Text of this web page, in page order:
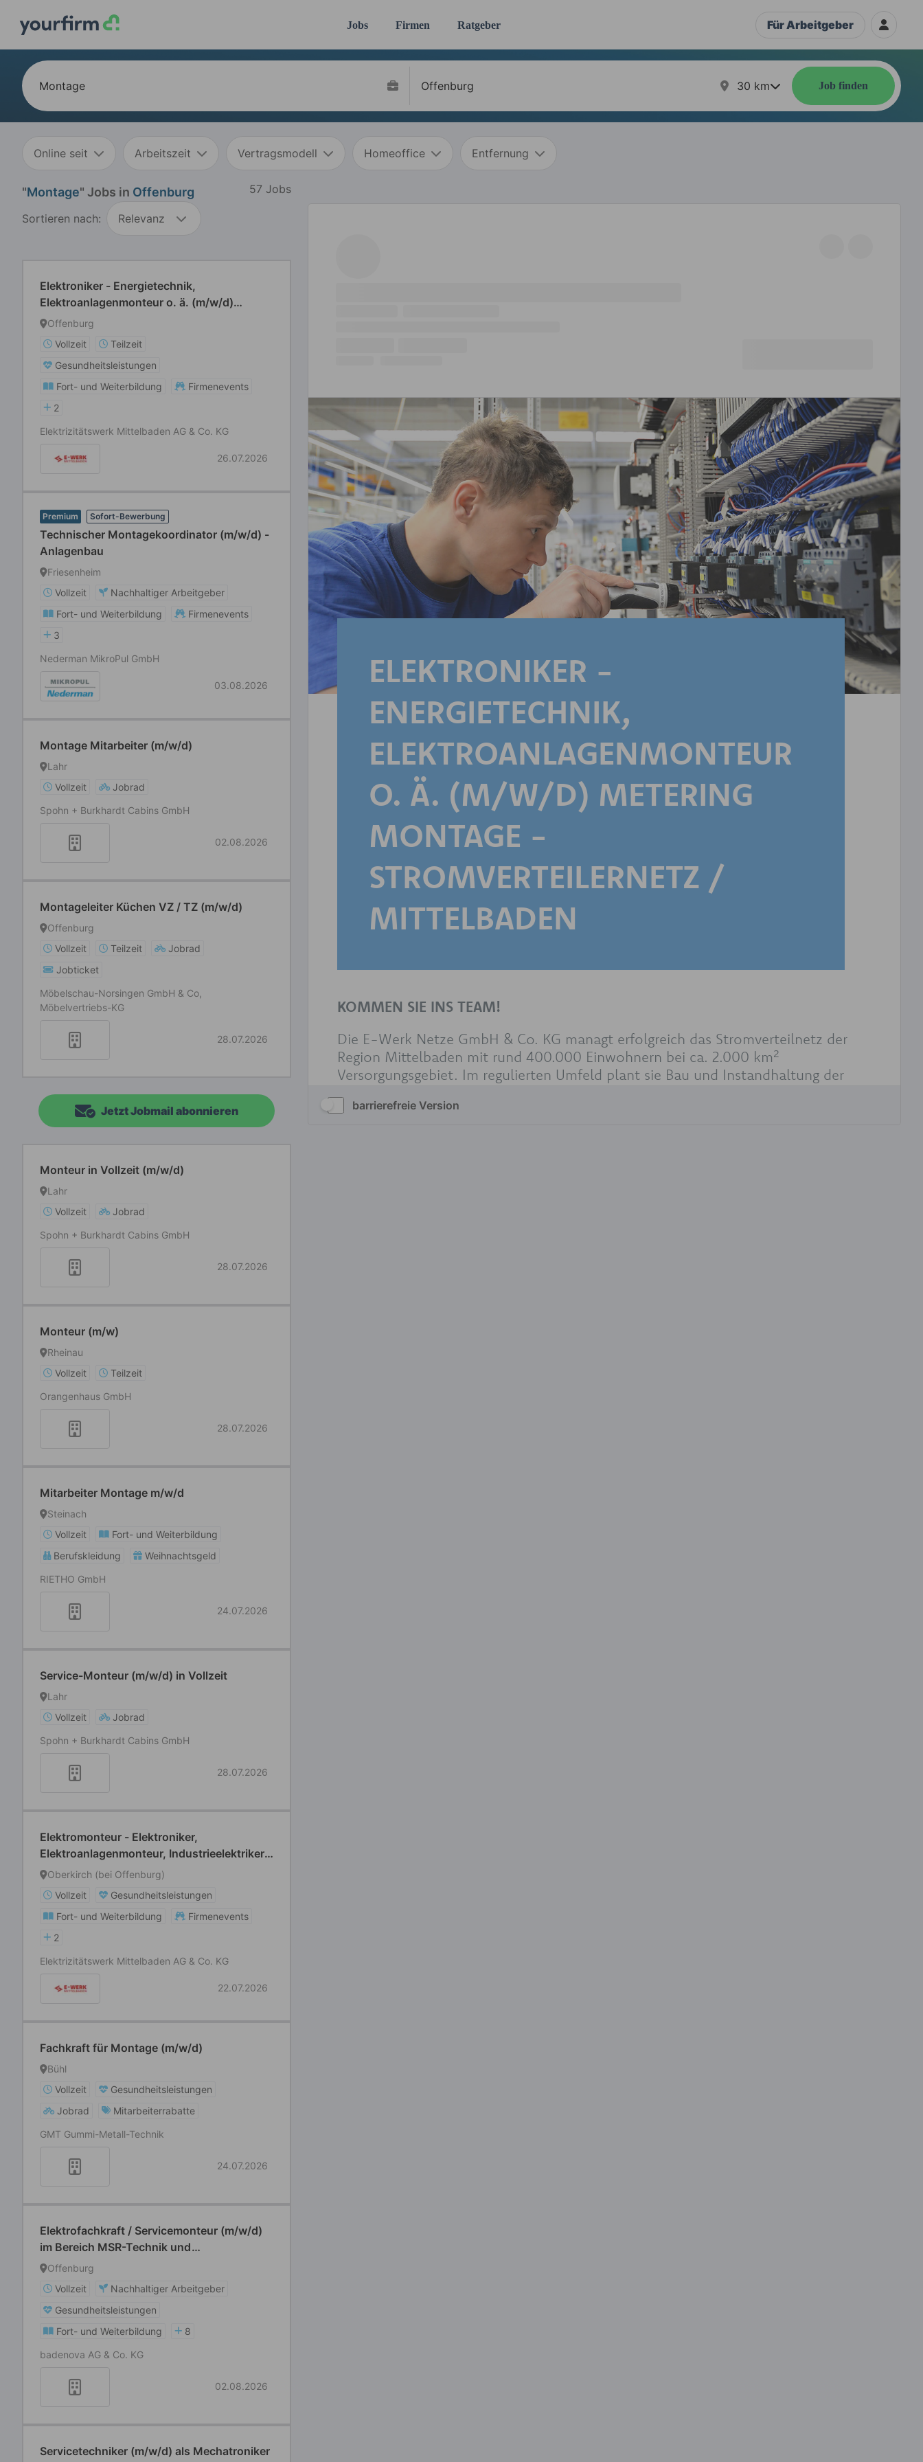
Jobs Firmen Ratgeber Für Arbeitgeber
30 km Job finden
Online seit Arbeitszeit Vertragsmodell Homeoffice Entfernung
"Montage" Jobs in Offenburg 57 Jobs
Sortieren nach: Relevanz
Elektroniker - Energietechnik,
Elektroanlagenmonteur o. ä. (m/w/d)
Metering Montage - Stromverteilernetz /
Offenburg
Vollzeit
Teilzeit
Gesundheitsleistungen
Fort- und Weiterbildung
Firmenevents
2
Elektrizitätswerk Mittelbaden AG & Co. KG
26.07.2026
Premium Sofort-Bewerbung
Technischer Montagekoordinator (m/w/d) -
Anlagenbau
Friesenheim
Vollzeit
Nachhaltiger Arbeitgeber
Fort- und Weiterbildung
Firmenevents
3
Nederman MikroPul GmbH
03.08.2026
Montage Mitarbeiter (m/w/d)
Lahr
Vollzeit
Jobrad
Spohn + Burkhardt Cabins GmbH
02.08.2026
Montageleiter Küchen VZ / TZ (m/w/d)
Offenburg
Vollzeit
Teilzeit
Jobrad
Jobticket
Möbelschau-Norsingen GmbH & Co,
Möbelvertriebs-KG
28.07.2026
Jetzt Jobmail abonnieren
Monteur in Vollzeit (m/w/d)
Lahr
Vollzeit
Jobrad
Spohn + Burkhardt Cabins GmbH
28.07.2026
Monteur (m/w)
Rheinau
Vollzeit
Teilzeit
Orangenhaus GmbH
28.07.2026
Mitarbeiter Montage m/w/d
Steinach
Vollzeit
Fort- und Weiterbildung
Berufskleidung
Weihnachtsgeld
RIETHO GmbH
24.07.2026
Service-Monteur (m/w/d) in Vollzeit
Lahr
Vollzeit
Jobrad
Spohn + Burkhardt Cabins GmbH
28.07.2026
Elektromonteur - Elektroniker,
Elektroanlagenmonteur, Industrieelektriker
o. ä. (m/w/d) Bezirksstelle -
Oberkirch (bei Offenburg)
Vollzeit
Gesundheitsleistungen
Fort- und Weiterbildung
Firmenevents
2
Elektrizitätswerk Mittelbaden AG & Co. KG
22.07.2026
Fachkraft für Montage (m/w/d)
Bühl
Vollzeit
Gesundheitsleistungen
Jobrad
Mitarbeiterrabatte
GMT Gummi-Metall-Technik
24.07.2026
Elektrofachkraft / Servicemonteur (m/w/d)
im Bereich MSR-Technik und
Zählerfernauslesung
Offenburg
Vollzeit
Nachhaltiger Arbeitgeber
Gesundheitsleistungen
Fort- und Weiterbildung
8
badenova AG & Co. KG
02.08.2026
Servicetechniker (m/w/d) als Mechatroniker
barrierefreie Version